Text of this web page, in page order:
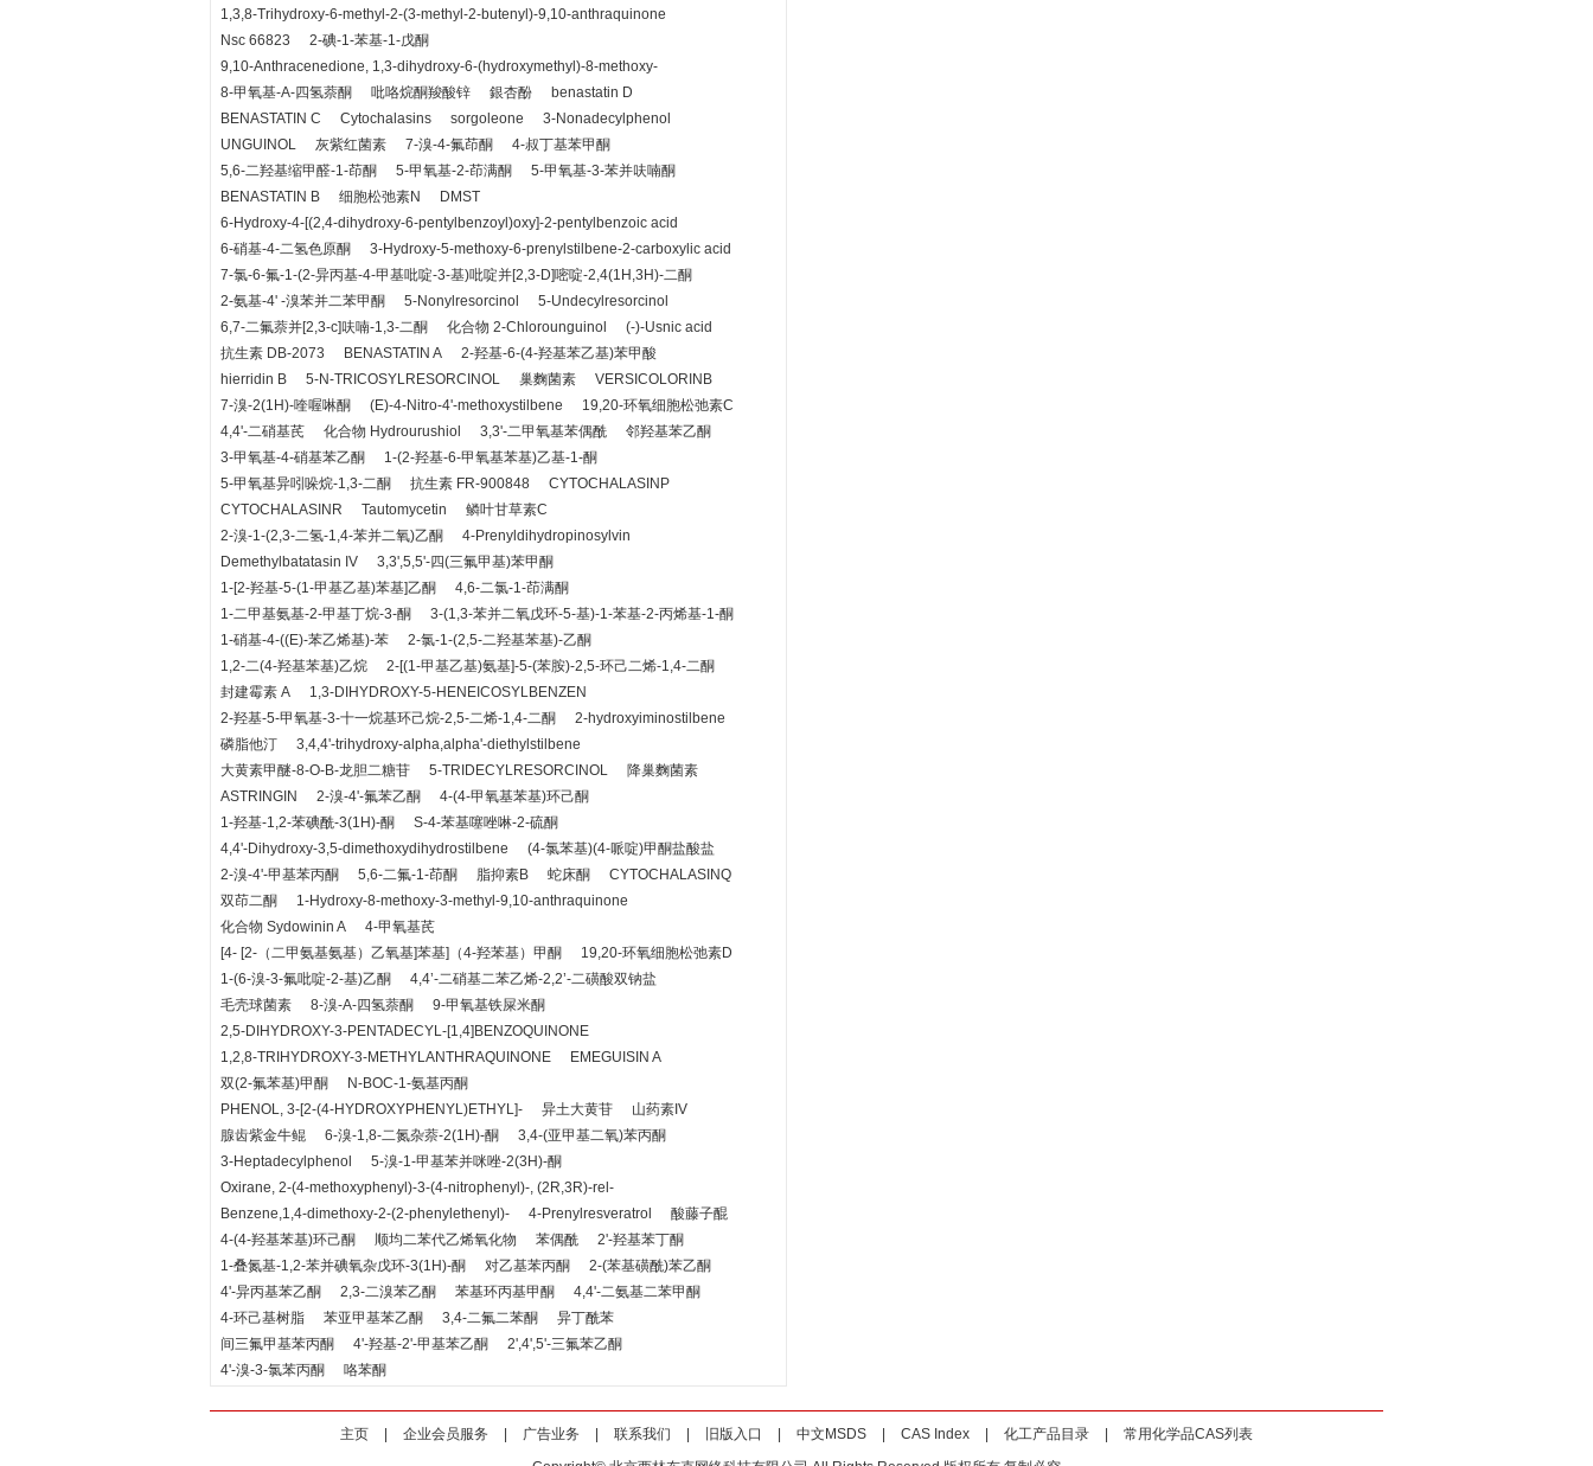
1,3,8-Trihydroxy-6-methyl-2-(3-methyl-2-butenyl)-9,10-anthraquinone
Nsc 66823
2-碘-1-苯基-1-戊酮
9,10-Anthracenedione, 1,3-dihydroxy-6-(hydroxymethyl)-8-methoxy-
8-甲氧基-Α-四氢萘酮
吡咯烷酮羧酸锌 銀杏酚
benastatin D
BENASTATIN C
Cytochalasins sorgoleone
3-Nonadecylphenol
UNGUINOL
灰紫红菌素 7-溴-4-氟茚酮
4-叔丁基苯甲酮
5,6-二羟基缩甲醛-1-茚酮
5-甲氧基-2-茚满酮
5-甲氧基-3-苯并呋喃酮
BENASTATIN B
细胞松弛素N
DMST
6-Hydroxy-4-[(2,4-dihydroxy-6-pentylbenzoyl)oxy]-2-pentylbenzoic acid
6-硝基-4-二氢色原酮
3-Hydroxy-5-methoxy-6-prenylstilbene-2-carboxylic acid
7-氯-6-氟-1-(2-异丙基-4-甲基吡啶-3-基)吡啶并[2,3-D]嘧啶-2,4(1H,3H)-二酮
2-氨基-4' -溴苯并二苯甲酮
5-Nonylresorcinol
5-Undecylresorcinol
6,7-二氟萘并[2,3-c]呋喃-1,3-二酮
化合物 2-Chlorounguinol
(-)-Usnic acid
抗生素 DB-2073
BENASTATIN A
2-羟基-6-(4-羟基苯乙基)苯甲酸
hierridin B
5-N-TRICOSYLRESORCINOL 巢麴菌素
VERSICOLORINB
7-溴-2(1H)-喹喔啉酮
(E)-4-Nitro-4'-methoxystilbene
19,20-环氧细胞松弛素C
4,4'-二硝基芪
化合物 Hydrourushiol 3,3'-二甲氧基苯偶酰
邻羟基苯乙酮
3-甲氧基-4-硝基苯乙酮
1-(2-羟基-6-甲氧基苯基)乙基-1-酮
5-甲氧基异吲哚烷-1,3-二酮
抗生素 FR-900848
CYTOCHALASINP
CYTOCHALASINR
Tautomycetin
鳞叶甘草素C
2-溴-1-(2,3-二氢-1,4-苯并二氧)乙酮
4-Prenyldihydropinosylvin
Demethylbatatasin IV
3,3',5,5'-四(三氟甲基)苯甲酮
1-[2-羟基-5-(1-甲基乙基)苯基]乙酮
4,6-二氯-1-茚满酮
1-二甲基氨基-2-甲基丁烷-3-酮
3-(1,3-苯并二氧戊环-5-基)-1-苯基-2-丙烯基-1-酮
1-硝基-4-((E)-苯乙烯基)-苯
2-氯-1-(2,5-二羟基苯基)-乙酮
1,2-二(4-羟基苯基)乙烷
2-[(1-甲基乙基)氨基]-5-(苯胺)-2,5-环己二烯-1,4-二酮
封建霉素 A
1,3-DIHYDROXY-5-HENEICOSYLBENZEN
2-羟基-5-甲氧基-3-十一烷基环己烷-2,5-二烯-1,4-二酮
2-hydroxyiminostilbene
磷脂他汀
3,4,4'-trihydroxy-alpha,alpha'-diethylstilbene
大黄素甲醚-8-O-Β-龙胆二糖苷
5-TRIDECYLRESORCINOL
降巢麴菌素
ASTRINGIN
2-溴-4'-氟苯乙酮
4-(4-甲氧基苯基)环己酮
1-羟基-1,2-苯碘酰-3(1H)-酮
S-4-苯基噻唑啉-2-硫酮
4,4'-Dihydroxy-3,5-dimethoxydihydrostilbene
(4-氯苯基)(4-哌啶)甲酮盐酸盐
2-溴-4'-甲基苯丙酮
5,6-二氟-1-茚酮 脂抑素B 蛇床酮
CYTOCHALASINQ
双茚二酮
1-Hydroxy-8-methoxy-3-methyl-9,10-anthraquinone
化合物 Sydowinin A
4-甲氧基芪
[4- [2-（二甲氨基氨基）乙氧基]苯基]（4-羟苯基）甲酮
19,20-环氧细胞松弛素D
1-(6-溴-3-氟吡啶-2-基)乙酮
4,4’-二硝基二苯乙烯-2,2’-二磺酸双钠盐
毛壳球菌素
8-溴-Α-四氢萘酮
9-甲氧基铁屎米酮
2,5-DIHYDROXY-3-PENTADECYL-[1,4]BENZOQUINONE
1,2,8-TRIHYDROXY-3-METHYLANTHRAQUINONE
EMEGUISIN A
双(2-氟苯基)甲酮
N-BOC-1-氨基丙酮
PHENOL, 3-[2-(4-HYDROXYPHENYL)ETHYL]-
异土大黄苷
山药素IV
腺齿紫金牛鲲
6-溴-1,8-二氮杂萘-2(1H)-酮
3,4-(亚甲基二氧)苯丙酮
3-Heptadecylphenol
5-溴-1-甲基苯并咪唑-2(3H)-酮
Oxirane, 2-(4-methoxyphenyl)-3-(4-nitrophenyl)-, (2R,3R)-rel-
Benzene,1,4-dimethoxy-2-(2-phenylethenyl)-
4-Prenylresveratrol
酸藤子醌
4-(4-羟基苯基)环己酮
顺均二苯代乙烯氧化物 苯偶酰
2'-羟基苯丁酮
1-叠氮基-1,2-苯并碘氧杂戊环-3(1H)-酮
对乙基苯丙酮
2-(苯基磺酰)苯乙酮
4'-异丙基苯乙酮
2,3-二溴苯乙酮 苯基环丙基甲酮
4,4'-二氨基二苯甲酮
4-环己基树脂
苯亚甲基苯乙酮 3,4-二氟二苯酮
异丁酰苯
间三氟甲基苯丙酮
4'-羟基-2'-甲基苯乙酮
2',4',5'-三氟苯乙酮
4'-溴-3-氯苯丙酮
咯苯酮
主页 企业会员服务 广告业务 联系我们 旧版入口 中文MSDS CAS Index 化工产品目录
常用化学品CAS列表